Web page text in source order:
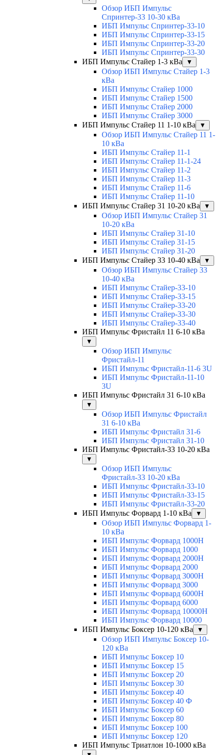
Обзор ИБП Импульс
Спринтер-33 10-30 кВа
ИБП Импульс Спринтер-33-10
ИБП Импульс Спринтер-33-15
ИБП Импульс Спринтер-33-20
ИБП Импульс Спринтер-33-30
ИБП Импульс Стайер 1-3 кВа
▼
Обзор ИБП Импульс Стайер 1-3
кВа
ИБП Импульс Стайер 1000
ИБП Импульс Стайер 1500
ИБП Импульс Стайер 2000
ИБП Импульс Стайер 3000
ИБП Импульс Стайер 11 1-10 кВа
▼
Обзор ИБП Импульс Стайер 11 1-
10 кВа
ИБП Импульс Стайер 11-1
ИБП Импульс Стайер 11-1-24
ИБП Импульс Стайер 11-2
ИБП Импульс Стайер 11-3
ИБП Импульс Стайер 11-6
ИБП Импульс Стайер 11-10
ИБП Импульс Стайер 31 10-20 кВа
▼
Обзор ИБП Импульс Стайер 31
10-20 кВа
ИБП Импульс Стайер 31-10
ИБП Импульс Стайер 31-15
ИБП Импульс Стайер 31-20
ИБП Импульс Стайер 33 10-40 кВа
▼
Обзор ИБП Импульс Стайер 33
10-40 кВа
ИБП Импульс Стайер-33-10
ИБП Импульс Стайер-33-15
ИБП Импульс Стайер-33-20
ИБП Импульс Стайер-33-30
ИБП Импульс Стайер-33-40
ИБП Импульс Фристайл 11 6-10 кВа
▼
Обзор ИБП Импульс
Фристайл-11
ИБП Импульс Фристайл-11-6 3U
ИБП Импульс Фристайл-11-10
3U
ИБП Импульс Фристайл 31 6-10 кВа
▼
Обзор ИБП Импульс Фристайл
31 6-10 кВа
ИБП Импульс Фристайл 31-6
ИБП Импульс Фристайл 31-10
ИБП Импульс Фристайл-33 10-20 кВа
▼
Обзор ИБП Импульс
Фристайл-33 10-20 кВа
ИБП Импульс Фристайл-33-10
ИБП Импульс Фристайл-33-15
ИБП Импульс Фристайл-33-20
ИБП Импульс Форвард 1-10 кВа
▼
Обзор ИБП Импульс Форвард 1-
10 кВа
ИБП Импульс Форвард 1000H
ИБП Импульс Форвард 1000
ИБП Импульс Форвард 2000H
ИБП Импульс Форвард 2000
ИБП Импульс Форвард 3000H
ИБП Импульс Форвард 3000
ИБП Импульс Форвард 6000H
ИБП Импульс Форвард 6000
ИБП Импульс Форвард 10000H
ИБП Импульс Форвард 10000
ИБП Импульс Боксер 10-120 кВа
▼
Обзор ИБП Импульс Боксер 10-
120 кВа
ИБП Импульс Боксер 10
ИБП Импульс Боксер 15
ИБП Импульс Боксер 20
ИБП Импульс Боксер 30
ИБП Импульс Боксер 40
ИБП Импульс Боксер 40 Ф
ИБП Импульс Боксер 60
ИБП Импульс Боксер 80
ИБП Импульс Боксер 100
ИБП Импульс Боксер 120
ИБП Импульс Триатлон 10-1000 кВа